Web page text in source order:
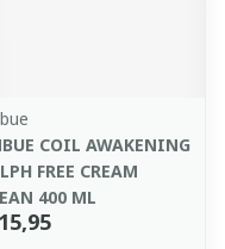
COIL AWAKENING
FREE CREAM
400 ML